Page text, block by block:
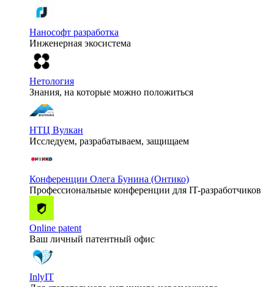
Нанософт разработка
Инженерная экосистема
Нетология
Знания, на которые можно положиться
НТЦ Вулкан
Исследуем, разрабатываем, защищаем
Конференции Олега Бунина (Онтико)
Профессиональные конференции для IT-разработчиков
Online patent
Ваш личный патентный офис
InlyIT